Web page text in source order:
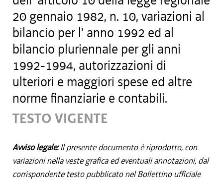
20 gennaio 1982, n. 10, variazioni al
bilancio per l' anno 1992 ed al
bilancio pluriennale per gli anni
1992-1994, autorizzazioni di
ulteriori e maggiori spese ed altre
norme finanziarie e contabili.
TESTO VIGENTE
Avviso legale:Il presente documento è riprodotto, con
variazioni nella veste grafica ed eventuali annotazioni, dal
corrispondente testo pubblicato nel Bollettino ufficiale